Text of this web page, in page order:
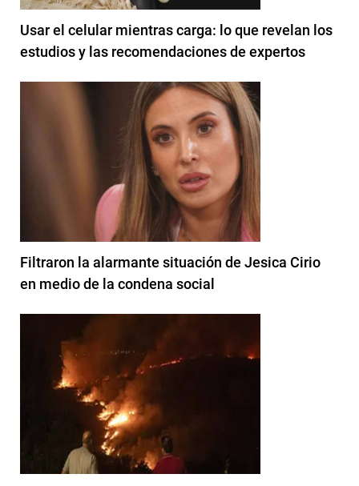
Usar el celular mientras carga: lo que revelan los
estudios y las recomendaciones de expertos
Filtraron la alarmante situación de Jesica Cirio
en medio de la condena social